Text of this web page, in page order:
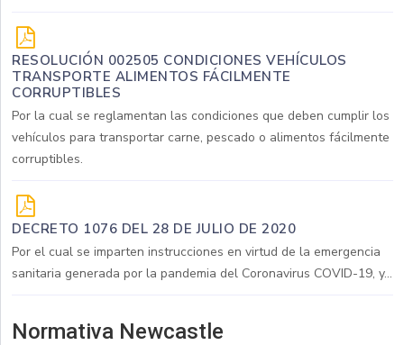
RESOLUCIÓN 002505 CONDICIONES VEHÍCULOS
TRANSPORTE ALIMENTOS FÁCILMENTE
CORRUPTIBLES
Por la cual se reglamentan las condiciones que deben cumplir los
vehículos para transportar carne, pescado o alimentos fácilmente
corruptibles.
DECRETO 1076 DEL 28 DE JULIO DE 2020
Por el cual se imparten instrucciones en virtud de la emergencia
sanitaria generada por la pandemia del Coronavirus COVID-19, y...
Normativa Newcastle